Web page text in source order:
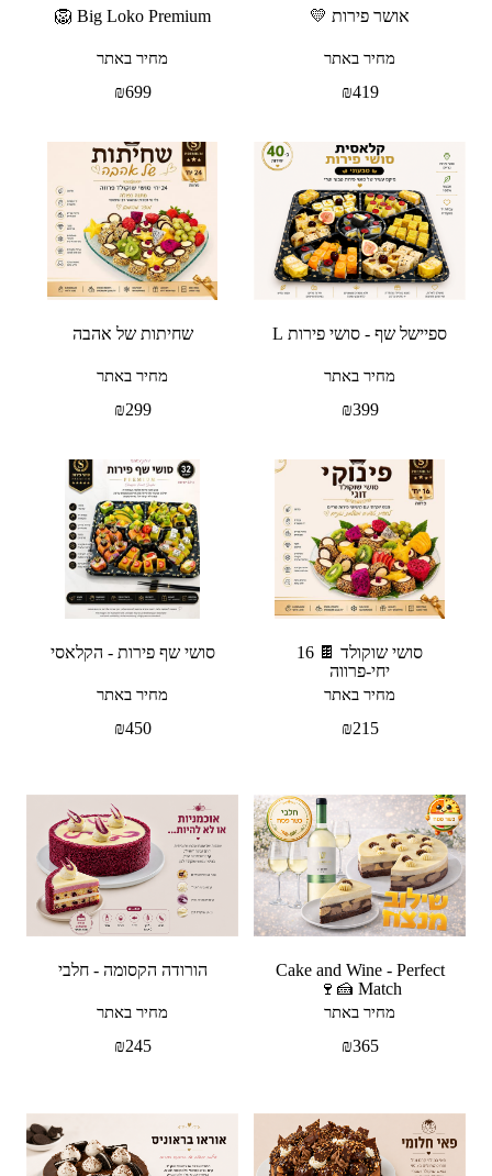
אושר פירות 💛
מחיר באתר
₪419
Big Loko Premium 🦁
מחיר באתר
₪699
ספיישל שף - סושי פירות L
מחיר באתר
₪399
שחיתות של אהבה
מחיר באתר
₪299
סושי שוקולד 🍫 16
יחי-פרווה
מחיר באתר
₪215
סושי שף פירות - הקלאסי
מחיר באתר
₪450
Cake and Wine - Perfect
Match 🍰🍷
מחיר באתר
₪365
הורודה הקסומה - חלבי
מחיר באתר
₪245